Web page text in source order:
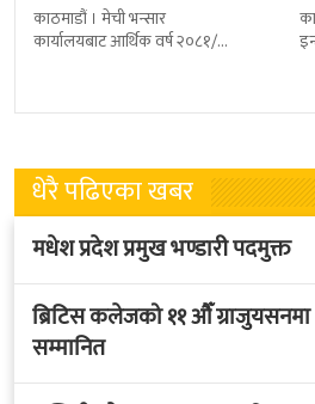
काठमाडौं । मेची भन्सार
कार्यालयबाट आर्थिक वर्ष २०८१/८२
तथ्याङ्कानुसार
धेरै पढिएका खबर
मधेश प्रदेश प्रमुख भण्डारी पदमुक्त
ब्रिटिस कलेजको ११ औँ ग्राजुयसनमा
सम्मानित